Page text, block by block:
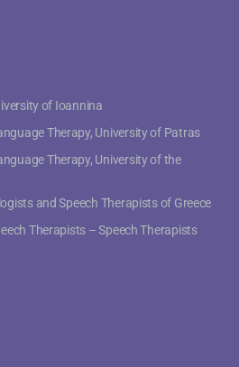
of Ioannina
Therapy, University of Patras
Therapy, University of the
and Speech Therapists of Greece
Therapists – Speech Therapists